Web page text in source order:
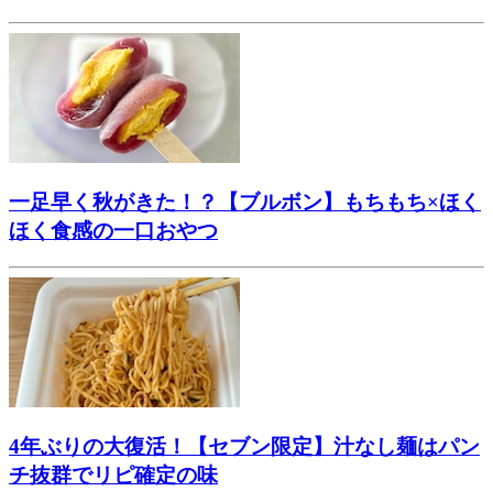
一足早く秋がきた！？【ブルボン】もちもち×ほく
ほく食感の一口おやつ
4年ぶりの大復活！【セブン限定】汁なし麺はパン
チ抜群でリピ確定の味